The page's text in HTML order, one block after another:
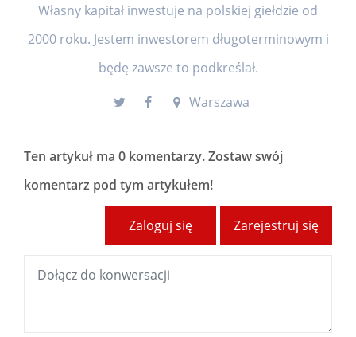
Własny kapitał inwestuje na polskiej giełdzie od
2000 roku. Jestem inwestorem długoterminowym i
będę zawsze to podkreślał.
Warszawa
Ten artykuł ma 0 komentarzy. Zostaw swój
komentarz pod tym artykułem!
Zarejestruj się
Zaloguj się